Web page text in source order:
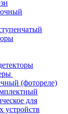
(фотореле)
для
устройств